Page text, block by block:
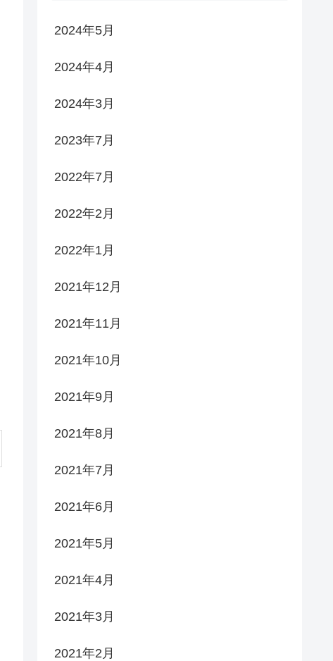
2024年5月
2024年4月
2024年3月
2023年7月
2022年7月
2022年2月
2022年1月
2021年12月
2021年11月
2021年10月
2021年9月
2021年8月
2021年7月
2021年6月
2021年5月
2021年4月
2021年3月
2021年2月